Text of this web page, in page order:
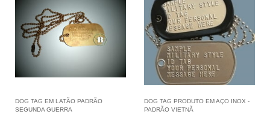
DOG TAG EM LATÃO PADRÃO
SEGUNDA GUERRA
DOG TAG PRODUTO EM AÇO INOX -
PADRÃO VIETNÃ